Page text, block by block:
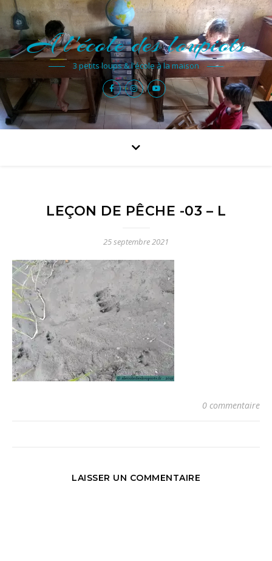
A l'école des loupiots
3 petits loups & l'école à la maison
LEÇON DE PÊCHE -03 – L
25 septembre 2021
0 commentaire
LAISSER UN COMMENTAIRE